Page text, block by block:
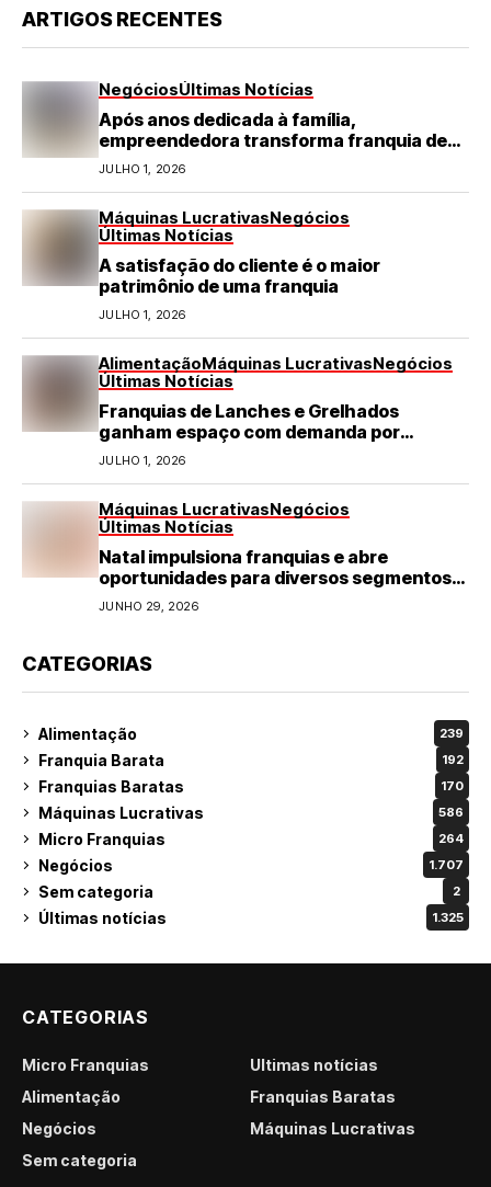
ARTIGOS RECENTES
NegóciosÚltimas Notícias
Após anos dedicada à família,
empreendedora transforma franquia de
turismo em negócio de destaque no RN
JULHO 1, 2026
Máquinas LucrativasNegócios
Últimas Notícias
A satisfação do cliente é o maior
patrimônio de uma franquia
JULHO 1, 2026
AlimentaçãoMáquinas LucrativasNegócios
Últimas Notícias
Franquias de Lanches e Grelhados
ganham espaço com demanda por
refeições rápidas e de qualidade
JULHO 1, 2026
Máquinas LucrativasNegócios
Últimas Notícias
Natal impulsiona franquias e abre
oportunidades para diversos segmentos
do varejo
JUNHO 29, 2026
CATEGORIAS
Alimentação 239
Franquia Barata 192
Franquias Baratas 170
Máquinas Lucrativas 586
Micro Franquias 264
Negócios 1.707
Sem categoria 2
Últimas notícias 1.325
CATEGORIAS
Micro Franquias
Últimas notícias
Alimentação
Franquias Baratas
Negócios
Máquinas Lucrativas
Sem categoria